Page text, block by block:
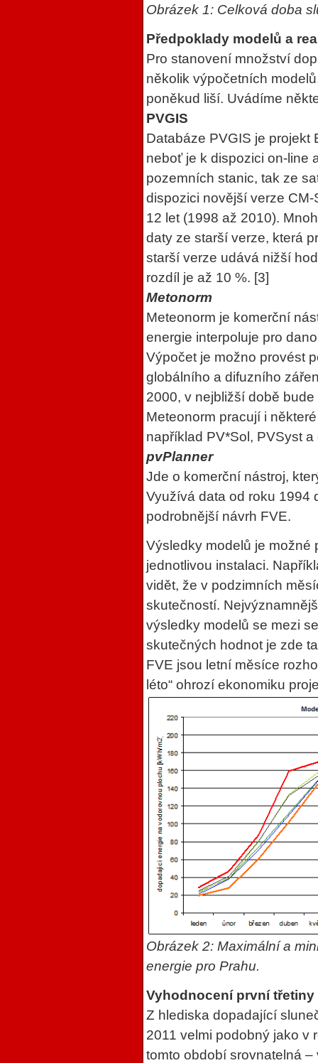
Obrázek1: Celková doba
Předpoklady modelů a
Pro stanovení množství
několik výpočetních
poněkud liší. Uvádíme
PVGIS
Databáze PVGIS je projekt
neboť je k dispozici on-line
pozemních stanic, tak ze
dispozici novější verze
12 let (1998 až 2010).
daty ze starší verze, která
starší verze udává nižší
rozdíl je až 10 %. [3]
Metonorm
Meteonorm je komerční
energie interpoluje pro
Výpočet je možno provést
globálního a difuzního
2000, v nejbližší době
Meteonorm pracují i
například PV*Sol, PVSyst a
pvPlanner
Jde o komerční nástroj,
Využívá data od roku 1994
podrobnější návrh FVE.
Výsledky modelů je možné
jednotlivou instalaci.
vidět, že v podzimních
skutečností.
výsledky modelů se mezi
skutečných hodnot je zde
FVE jsou letní měsíce
léto“ ohrozí ekonomiku
Obrázek2: Maximální a
energie pro Prahu.
Vyhodnocení první třetiny
Z hlediska dopadající
2011 velmi podobný jako v
tomto období srovnatelná